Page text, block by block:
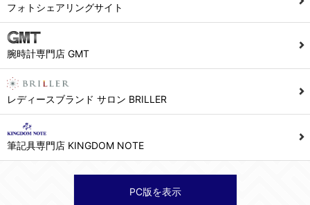
(2)当社の個人情報に関するお問合せは、以下の窓口で承ります。お問合せの内容により必要な書類提出や質問へのご回答をお願いすることがあります。
シュッピン株式会社 個人情報相談窓口
Mail：privacy@syuppin.com (受付)
フォトシェアリングサイト
腕時計専門店 GMT
レディースブランド サロン BRILLER
筆記具専門店 KINGDOM NOTE
PC版を表示